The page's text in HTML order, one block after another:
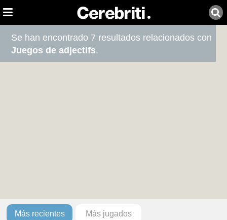
Se han encontrado 7 resultados relacionados con
Juegos de adjectifs.
Más recientes Más jugados